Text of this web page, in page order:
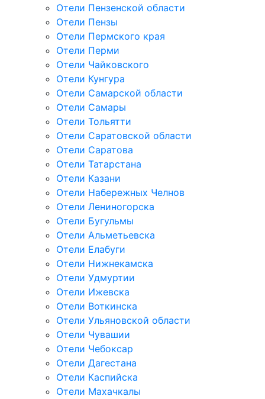
Отели Пензенской области
Отели Пензы
Отели Пермского края
Отели Перми
Отели Чайковского
Отели Кунгура
Отели Самарской области
Отели Самары
Отели Тольятти
Отели Саратовской области
Отели Саратова
Отели Татарстана
Отели Казани
Отели Набережных Челнов
Отели Лениногорска
Отели Бугульмы
Отели Альметьевска
Отели Елабуги
Отели Нижнекамска
Отели Удмуртии
Отели Ижевска
Отели Воткинска
Отели Ульяновской области
Отели Чувашии
Отели Чебоксар
Отели Дагестана
Отели Каспийска
Отели Махачкалы